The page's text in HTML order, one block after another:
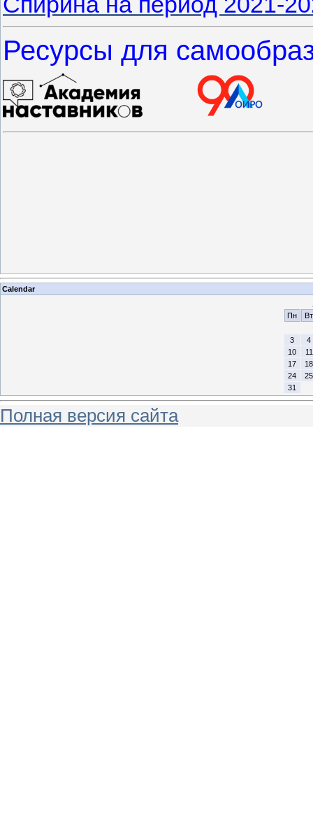
Ресурсы для
Calendar
Пн
Вт
3
4
10
11
17
18
24
25
31
Полная версия сайта